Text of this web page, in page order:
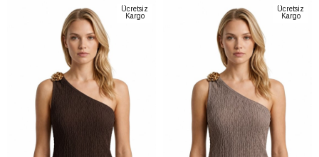
Ücretsiz
Kargo
Ücretsiz
Kargo